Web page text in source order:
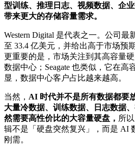
型训练、推理日志、视频数据、企
带来更大的存储容量需求。
Western Digital 是代表之一。公司最
至 33.4 亿美元，并给出高于市场预
更重要的是，市场关注到其高容量
数据中心；Seagate 也类似，它在高
显，数据中心客户占比越来越高。
当然， AI 时代并不是所有数据都要
大量冷数据、训练数据、日志数据
然需要高性价比的大容量硬盘， 所
辑不是「硬盘突然复兴」，而是 AI
刚需。